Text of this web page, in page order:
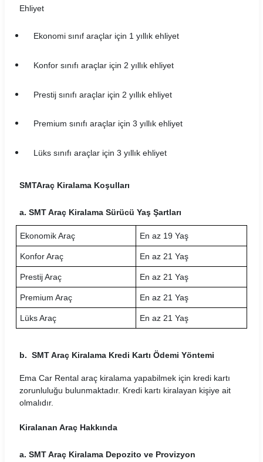
Aytaşlar Araç Kiralama Koşulları
B2Carlease Araç Kiralama Koşulları
BRK Car Rental Araç Kiralama Koşulları
Carvento Araç Kiralama Koşulları
Dailydrive Araç Kiralama Koşulları
Damacar Araç Kiralama Koşulları
Dejavu Araç Kiralama Koşulları
Detay Araç Kiralama Koşulları
Didi Araç Kiralama Koşulları
Dmr Car Araç Kiralama Koşulları
Dokay Araç Kiralama Koşulları
Durucar Araç Kiralama Koşulları
EasyGo Araç Kiralama Koşulları
Ekar Global Araç Kiralama Koşulları
Ehliyet
Ekonomi sınıf araçlar için 1 yıllık ehliyet
Konfor sınıfı araçlar için 2 yıllık ehliyet
Prestij sınıfı araçlar için 2 yıllık ehliyet
Premium sınıfı araçlar için 3 yıllık ehliyet
Lüks sınıfı araçlar için 3 yıllık ehliyet
SMTAraç Kiralama Koşulları
a. SMT Araç Kiralama Sürücü Yaş Şartları
Ekonomik Araç En az 19 Yaş
Konfor Araç En az 21 Yaş
Prestij Araç En az 21 Yaş
Premium Araç En az 21 Yaş
Lüks Araç En az 21 Yaş
b. SMT Araç Kiralama Kredi Kartı Ödemi Yöntemi
Ema Car Rental araç kiralama yapabilmek için kredi kartı
zorunluluğu bulunmaktadır. Kredi kartı kiralayan kişiye ait
olmalıdır.
Kiralanan Araç Hakkında
a. SMT Araç Kiralama Depozito ve Provizyon